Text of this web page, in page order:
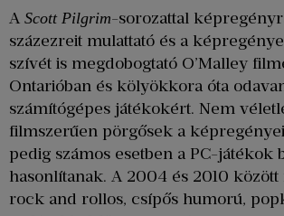
A Scott Pilgrim-sorozattal
százezreit mulattató és a
szívét is megdobogtató O’Malley
Ontarióban és kölyökkora óta
számítógépes játékokért. Nem
filmszerűen pörgősek a
pedig számos esetben a PC-játékok
hasonlítanak. A 2004 és 2010
rock and rollos, csípős humorú,